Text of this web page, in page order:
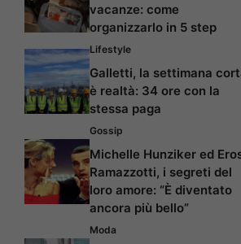
vacanze: come
organizzarlo in 5 step
Lifestyle
Galletti, la settimana
è realtà: 34 ore con la
stessa paga
Gossip
Michelle Hunziker ed
Ramazzotti, i segreti del
loro amore: “È diventato
ancora più bello”
Moda